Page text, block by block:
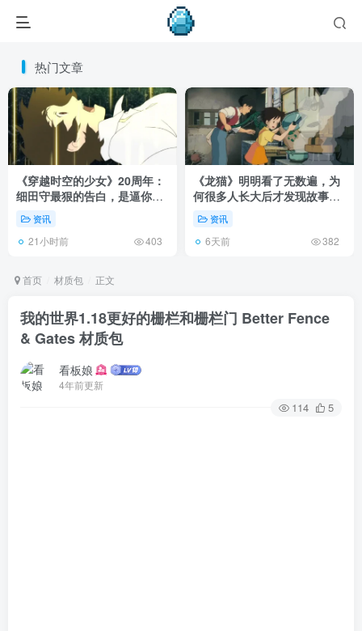
热门文章
《穿越时空的少女》20周年：
细田守最狠的告白，是逼你承
认有些夏天回不去了！
资讯
21小时前 403
《龙猫》明明看了无数遍，为
何很多人长大后才发现故事根
本不在 1988 年！
资讯
6天前 382
首页 材质包 正文
我的世界1.18更好的栅栏和栅栏门 Better Fence
& Gates 材质包
看板娘
4年前更新
114 5